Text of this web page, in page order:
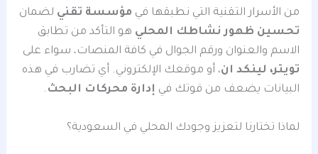
من الأسرار التقنية التي نطبقها في مؤسسة تقني لضمان
تحسين ظهور نشاطك المحلي هو التأكد من تطابق
الاسم والعنوان ورقم الجوال في كافة المنصات، سواء على
تويتر، لينكد ان، أو موقعك الإلكتروني. أي تضارب في هذه
البيانات يضعف من قوتك في إدارة محركات البحث .
لماذا تختارنا لتعزيز وجودك المحلي في السعودية؟